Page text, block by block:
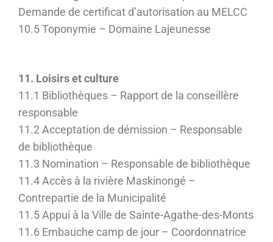
Demande de certificat d’autorisation au MELCC
10.5 Toponymie – Domaine Lajeunesse
11. Loisirs et culture
11.1 Bibliothèques – Rapport de la conseillère
responsable
11.2 Acceptation de démission – Responsable
de bibliothèque
11.3 Nomination – Responsable de bibliothèque
11.4 Accès à la rivière Maskinongé –
Contrepartie de la Municipalité
11.5 Appui à la Ville de Sainte-Agathe-des-Monts
11.6 Embauche camp de jour – Coordonnatrice